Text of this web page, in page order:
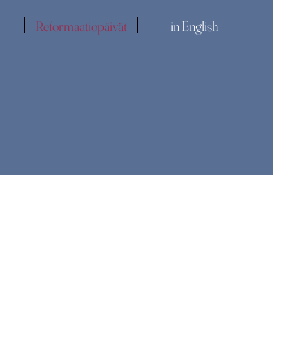
Reformaatiopäivät in English